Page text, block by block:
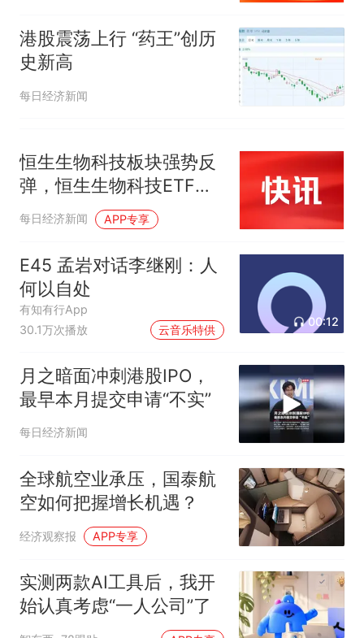
港股震荡上行 “药王”创历
史新高
每日经济新闻
恒生生物科技板块强势反
弹，恒生生物科技ETF国
泰(520930)盘中涨超5%
每日经济新闻 APP专享
E45 孟岩对话李继刚：人
何以自处
有知有行App
30.1万次播放
云音乐特供
00:12
月之暗面冲刺港股IPO，
最早本月提交申请“不实”
每日经济新闻
全球航空业承压，国泰航
空如何把握增长机遇？
经济观察报 APP专享
实测两款AI工具后，我开
始认真考虑“一人公司”了